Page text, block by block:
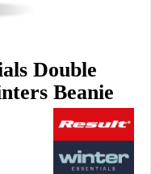
Double
Beanie